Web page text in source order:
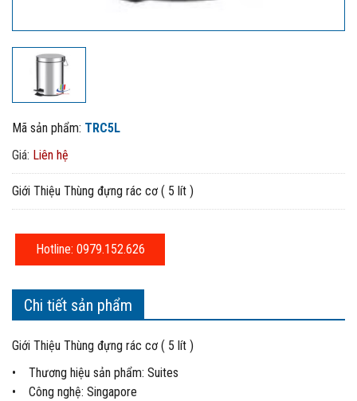
Mã sản phẩm: TRC5L
Giá: Liên hệ
Giới Thiệu Thùng đựng rác cơ ( 5 lít )
Hotline: 0979.152.626
Chi tiết sản phẩm
Giới Thiệu Thùng đựng rác cơ ( 5 lít )
• Thương hiệu sản phẩm: Suites
• Công nghệ: Singapore